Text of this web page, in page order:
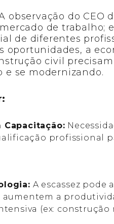
observação do CEO
de trabalho;
de diferentes
oportunidades, a
civil
e se modernizando.
profissional
A escassez pode
a
(ex: